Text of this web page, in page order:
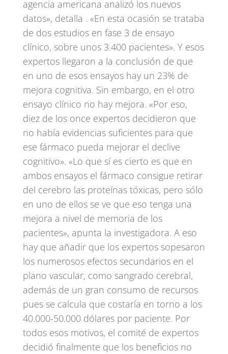
agencia americana analizó los nuevos
datos», detalla . «En esta ocasión se trataba
de dos estudios en fase 3 de ensayo
clínico, sobre unos 3.400 pacientes». Y esos
expertos llegaron a la conclusión de que
en uno de esos ensayos hay un 23% de
mejora cognitiva. Sin embargo, en el otro
ensayo clínico no hay mejora. «Por eso,
diez de los once expertos decidieron que
no había evidencias suficientes para que
ese fármaco pueda mejorar el declive
cognitivo». «Lo que sí es cierto es que en
ambos ensayos el fármaco consigue retirar
del cerebro las proteínas tóxicas, pero sólo
en uno de ellos se ve que eso tenga una
mejora a nivel de memoria de los
pacientes», apunta la investigadora. A eso
hay que añadir que los expertos sopesaron
los numerosos efectos secundarios en el
plano vascular, como sangrado cerebral,
además de un gran consumo de recursos
pues se calcula que costaría en torno a los
40.000-50.000 dólares por paciente. Por
todos esos motivos, el comité de expertos
decidió finalmente que los beneficios no